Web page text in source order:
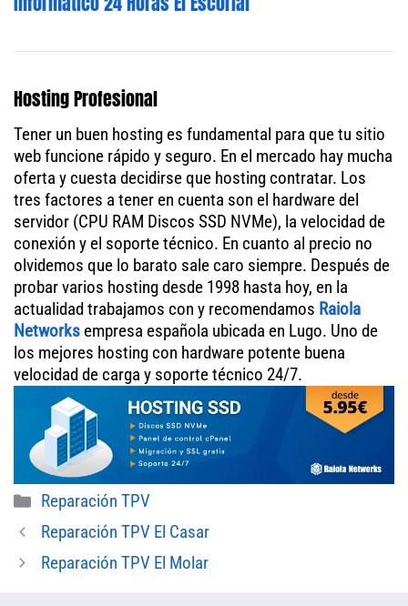
Hosting Profesional
Tener un buen hosting es fundamental para que tu sitio
web funcione rápido y seguro. En el mercado hay mucha
oferta y cuesta decidirse que hosting contratar. Los
tres factores a tener en cuenta son el hardware del
servidor (CPU RAM Discos SSD NVMe), la velocidad de
conexión y el soporte técnico. En cuanto al precio no
olvidemos que lo barato sale caro siempre. Después de
probar varios hosting desde 1998 hasta hoy, en la
actualidad trabajamos con y recomendamos Raiola
Networks empresa española ubicada en Lugo. Uno de
los mejores hosting con hardware potente buena
velocidad de carga y soporte técnico 24/7.
Categorías
Reparación TPV
Reparación TPV El Casar
Reparación TPV El Molar